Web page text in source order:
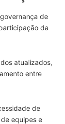
de
da
atualizados,
entre
de
equipes e